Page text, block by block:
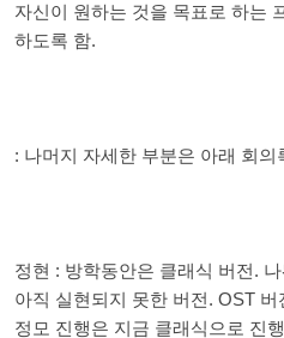
자신이 원하는 것을 목표로 하는
하도록 함.
: 나머지 자세한 부분은 아래 회
정현 : 방학동안은 클래식 버전.
아직 실현되지 못한 버전. OST 버
정모 진행은 지금 클래식으로 진